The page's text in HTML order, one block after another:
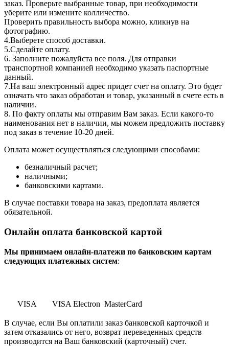
заказ. Проверьте выбранные товар, при необходимости
уберите или измените колличество.
Проверить правильность выбора можно, кликнув на
фотографию.
4.Выберете способ доставки.
5.Сделайте оплату.
6. Заполните пожалуйста все поля. Для отправки
транспортной компанией необходимо указать паспортные
данный.
7.На ваш электронный адрес придет счет на оплату. Это будет
означать что заказ обработан и товар, указанный в счете есть в
наличии.
8. По факту оплаты мы отправим Вам заказ. Если какого-то
наименования нет в наличии, мы можем предложить поставку
под заказ в течение 10-20 дней.
Оплата может осуществляться следующими способами:
безналичный расчет;
наличными;
банковскими картами.
В случае поставки товара на заказ, предоплата является
обязательной.
Онлайн оплата банковской картой
Мы принимаем онлайн-платежи по банковским картам
cледующих платежных систем:
VISA VISA Electron MasterCard
В случае, если Вы оплатили заказ банковской карточкой и
затем отказались от него, возврат переведенных средств
производится на Ваш банковский (карточный) счет.